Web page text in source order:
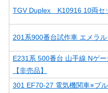
TGV Duplex K10916 10両セ
201系900番台試作車 エメラ
E231系 500番台 山手線 Nゲ
【非売品】
301 EF70-27 電気機関車※ブ